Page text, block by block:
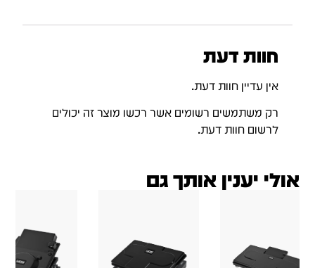
חוות דעת
אין עדיין חוות דעת.
רק משתמשים רשומים אשר רכשו מוצר זה יכולים
לרשום חוות דעת.
אולי יענין אותך גם